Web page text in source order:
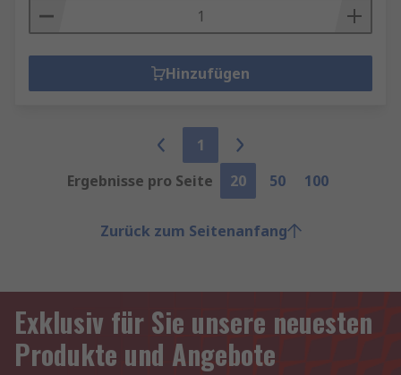
Hinzufügen
1
Ergebnisse pro Seite
20 50 100
Zurück zum Seitenanfang
Exklusiv für Sie unsere neuesten
Produkte und Angebote